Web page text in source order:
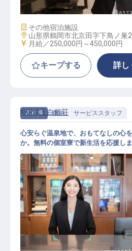
施設業態
その他宿泊施設
勤務地
山形県鶴岡市北京田字下鳥ノ巣
給与
月給／250,000円～450,000円
キープする 詳し
正社員 宿泊 サービススタッフ
サービススタッフ
KKR蔵王白銀荘
心安らぐ温泉地で、おもてなしの心
か。無料の個室寮で新生活を応援しま